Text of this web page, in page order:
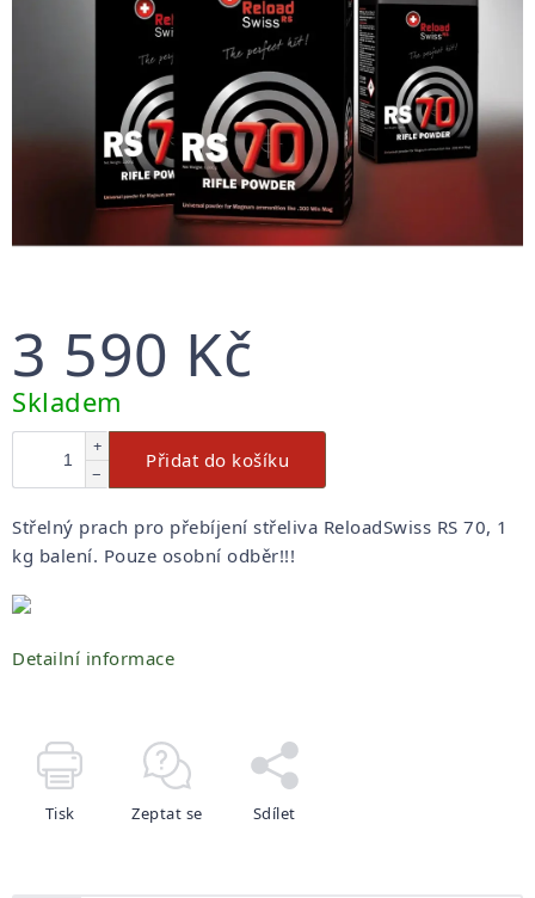
3 590 Kč
Měrná
Skladem
+
−
Přidat do košíku
Střelný prach pro přebíjení střeliva ReloadSwiss RS 70, 1
kg balení. Pouze osobní odběr!!!
Detailní informace
Tisk Zeptat se Sdílet